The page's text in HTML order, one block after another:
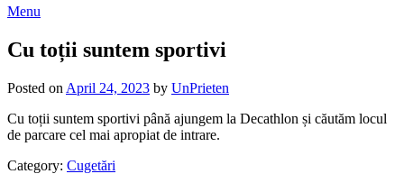
Menu
Cu toții suntem sportivi
Posted on April 24, 2023 by UnPrieten
Cu toții suntem sportivi până ajungem la Decathlon și căutăm locul
de parcare cel mai apropiat de intrare.
Category: Cugetări